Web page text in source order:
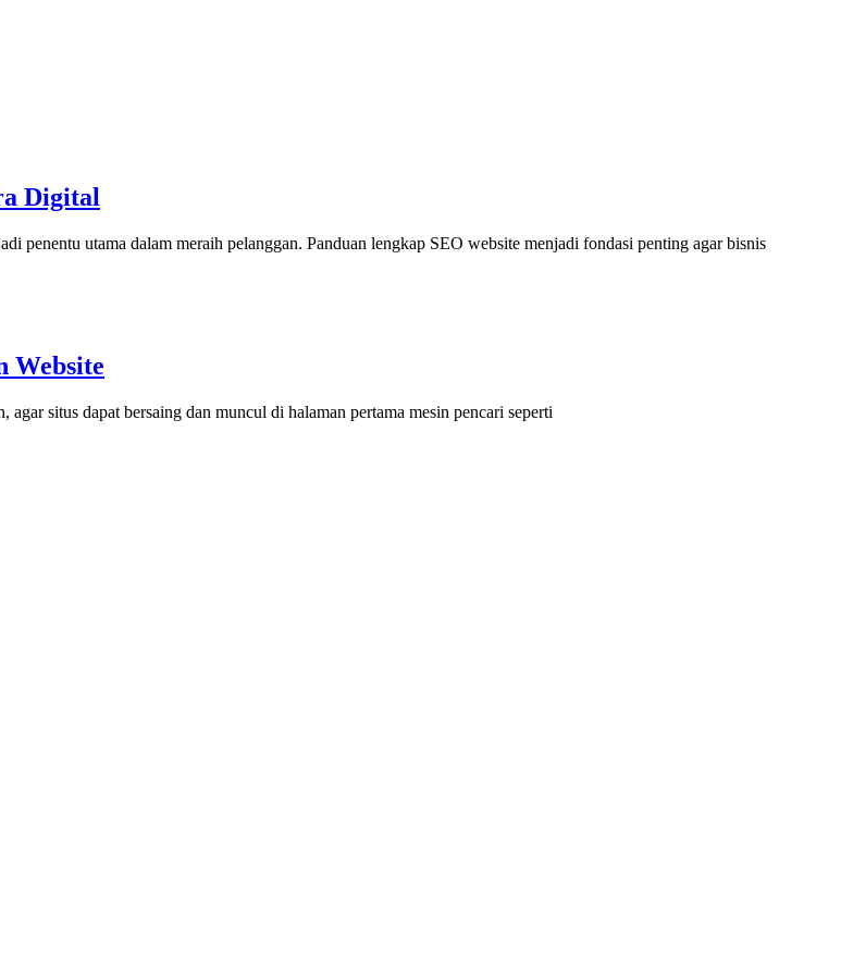
Digital
penentu utama dalam meraih pelanggan. Panduan lengkap SEO website menjadi fondasi penting agar bisnis
Website
situs dapat bersaing dan muncul di halaman pertama mesin pencari seperti